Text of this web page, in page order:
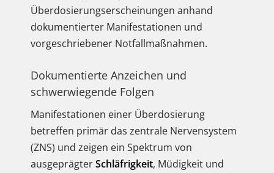
Überdosierungserscheinungen anhand
dokumentierter Manifestationen und
vorgeschriebener Notfallmaßnahmen.
Dokumentierte Anzeichen und
schwerwiegende Folgen
Manifestationen einer Überdosierung
betreffen primär das zentrale Nervensystem
(ZNS) und zeigen ein Spektrum von
ausgeprägterSchläfrigkeit, Müdigkeit und